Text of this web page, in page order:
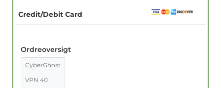
Credit/Debit Card
Ordreoversigt
CyberGhost
VPN 40